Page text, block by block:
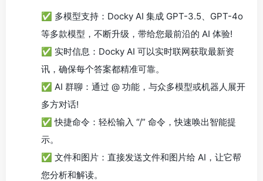
✅ 多模型支持：Docky AI 集成 GPT-3.5、GPT-4o
等多款模型，不断升级，带给您最前沿的 AI 体验!
✅ 实时信息：Docky AI 可以实时联网获取最新资
讯，确保每个答案都精准可靠。
✅ AI 群聊：通过 @ 功能，与众多模型或机器人展开
多方对话!
✅ 快捷命令：轻松输入 “/” 命令，快速唤出智能提
示。
✅ 文件和图片：直接发送文件和图片给 AI，让它帮
您分析和解读。